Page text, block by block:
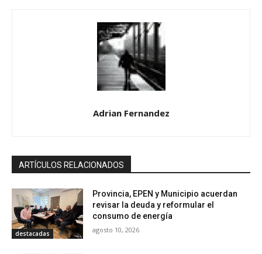
Adrian Fernandez
ARTÍCULOS RELACIONADOS
destacadas
Provincia, EPEN y Municipio acuerdan
revisar la deuda y reformular el
consumo de energía
agosto 10, 2026